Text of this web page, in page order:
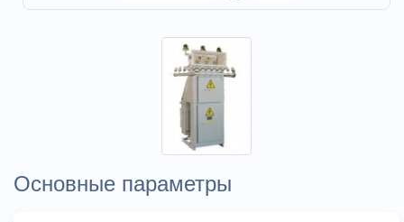
Основные параметры